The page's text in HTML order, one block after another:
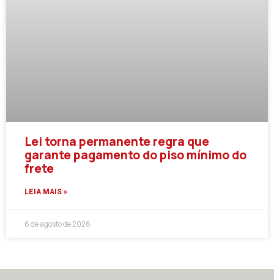
Lei torna permanente regra que
garante pagamento do piso mínimo do
frete
LEIA MAIS »
6 de agosto de 2026